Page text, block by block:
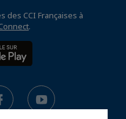
des CCI Françaises à
.